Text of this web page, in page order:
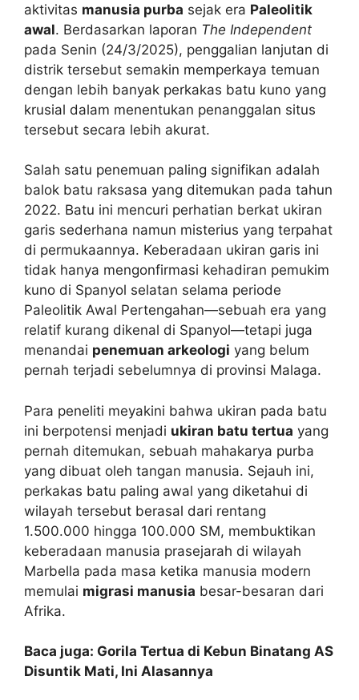
aktivitas manusia purba sejak era Paleolitik
awal. Berdasarkan laporan The Independent
pada Senin (24/3/2025), penggalian lanjutan di
distrik tersebut semakin memperkaya temuan
dengan lebih banyak perkakas batu kuno yang
krusial dalam menentukan penanggalan situs
tersebut secara lebih akurat.
Salah satu penemuan paling signifikan adalah
balok batu raksasa yang ditemukan pada tahun
2022. Batu ini mencuri perhatian berkat ukiran
garis sederhana namun misterius yang terpahat
di permukaannya. Keberadaan ukiran garis ini
tidak hanya mengonfirmasi kehadiran pemukim
kuno di Spanyol selatan selama periode
Paleolitik Awal Pertengahan—sebuah era yang
relatif kurang dikenal di Spanyol—tetapi juga
menandai penemuan arkeologi yang belum
pernah terjadi sebelumnya di provinsi Malaga.
Para peneliti meyakini bahwa ukiran pada batu
ini berpotensi menjadi ukiran batu tertua yang
pernah ditemukan, sebuah mahakarya purba
yang dibuat oleh tangan manusia. Sejauh ini,
perkakas batu paling awal yang diketahui di
wilayah tersebut berasal dari rentang
1.500.000 hingga 100.000 SM, membuktikan
keberadaan manusia prasejarah di wilayah
Marbella pada masa ketika manusia modern
memulai migrasi manusia besar-besaran dari
Afrika.
Baca juga: Gorila Tertua di Kebun Binatang AS
Disuntik Mati, Ini Alasannya